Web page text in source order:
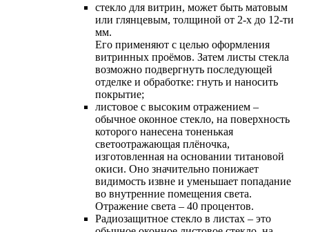
стекло для витрин, может быть матовым
или глянцевым, толщиной от 2-х до 12-ти
мм.
Его применяют с целью оформления
витринных проёмов. Затем листы стекла
возможно подвергнуть последующей
отделке и oбработке: гнуть и наносить
покрытие;
листовое с высоким отражением –
обычное оконное стекло, на поверхность
которого нанесена тоненькая
светоотражающая плёночка,
изготовленная на основании титановой
окиси. Оно значительно понижает
видимость извне и уменьшает попадание
во внутренние помещения света.
Отражение света – 40 процентов.
Радиозащитное стекло в листах – это